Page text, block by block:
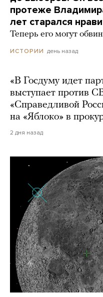
протеже
лет старался
Теперь его могут
ИСТОРИИ день назад
«В Госдуму идет
выступает против
«Справедливой
на «Яблоко» в
2 дня назад